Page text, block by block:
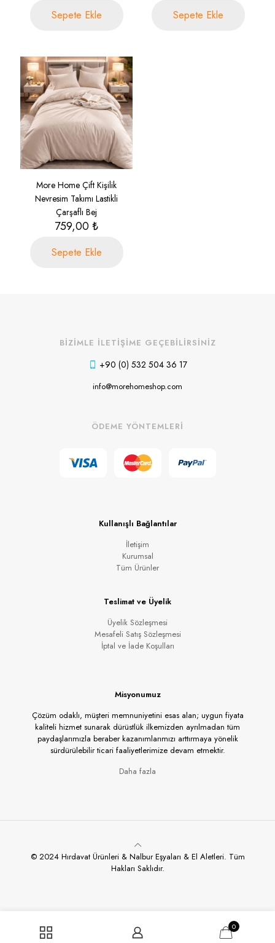
Sepete Ekle Sepete Ekle
More Home Çift Kişilik
Nevresim Takımı Lastikli
Çarşaflı Bej
759,00₺
Sepete Ekle
BİZİMLE İLETİŞİME GEÇEBİLİRSİNİZ
+90 (0) 532 504 36 17
info@morehomeshop.com
ÖDEME YÖNTEMLERİ
Kullanışlı Bağlantılar
İletişim
Kurumsal
Tüm Ürünler
Teslimat ve Üyelik
Üyelik Sözleşmesi
Mesafeli Satış Sözleşmesi
İptal ve İade Koşulları
Misyonumuz
Çözüm odaklı, müşteri memnuniyetini esas alan; uygun fiyata
kaliteli hizmet sunarak dürüstlük ilkemizden ayrılmadan tüm
paydaşlarımızla beraber kazanımlarımızı arttırmaya yönelik
sürdürülebilir ticari faaliyetlerimize devam etmektir.
Daha fazla
© 2024 Hırdavat Ürünleri & Nalbur Eşyaları & El Aletleri. Tüm
Hakları Saklıdır.
0